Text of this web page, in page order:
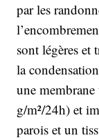
par les
sont légères et
la
une
g/m²/24h) et
parois et un